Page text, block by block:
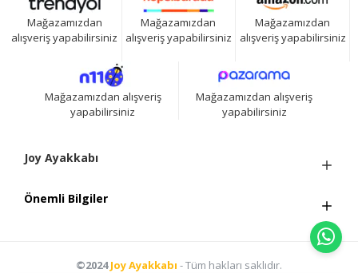
Mağazamızdan
alışveriş yapabilirsiniz
Mağazamızdan
alışveriş yapabilirsiniz
Mağazamızdan
alışveriş yapabilirsiniz
Mağazamızdan alışveriş
yapabilirsiniz
Mağazamızdan alışveriş
yapabilirsiniz
Joy Ayakkabı
Önemli Bilgiler
©2024Joy Ayakkabı - Tüm hakları saklıdır.